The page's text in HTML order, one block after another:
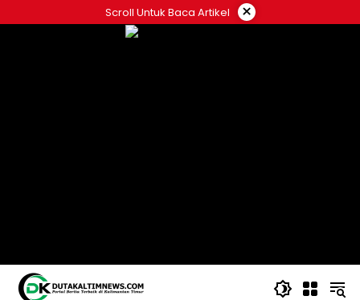
to
Scroll Untuk Baca Artikel ×